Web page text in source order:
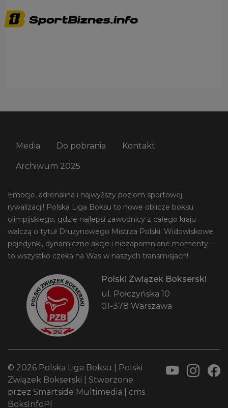
Media Do pobrania Kontakt
Archiwum 2025
Emocje, adrenalina i najwyższy poziom sportowej
rywalizacji! Polska Liga Boksu to nowe oblicze boksu
olimpijskiego, gdzie najlepsi zawodnicy z całego kraju
walczą o tytuł Drużynowego Mistrza Polski. Widowiskowe
pojedynki, dynamiczne akcje i niezapomniane momenty –
to wszystko czeka na Was w naszych transmisjach!
Polski Związek Bokserski
ul. Połczyńska 10
01-378 Warszawa
© 2026 Polska Liga Boksu |
Polski
Związek Bokserski | Stworzone
przez Smartside Multimedia
cms
BoksInfoPl